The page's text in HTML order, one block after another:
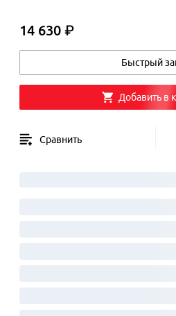
14 630 ₽14 630 ₽
Быстрый
Добавить в
Сравнить